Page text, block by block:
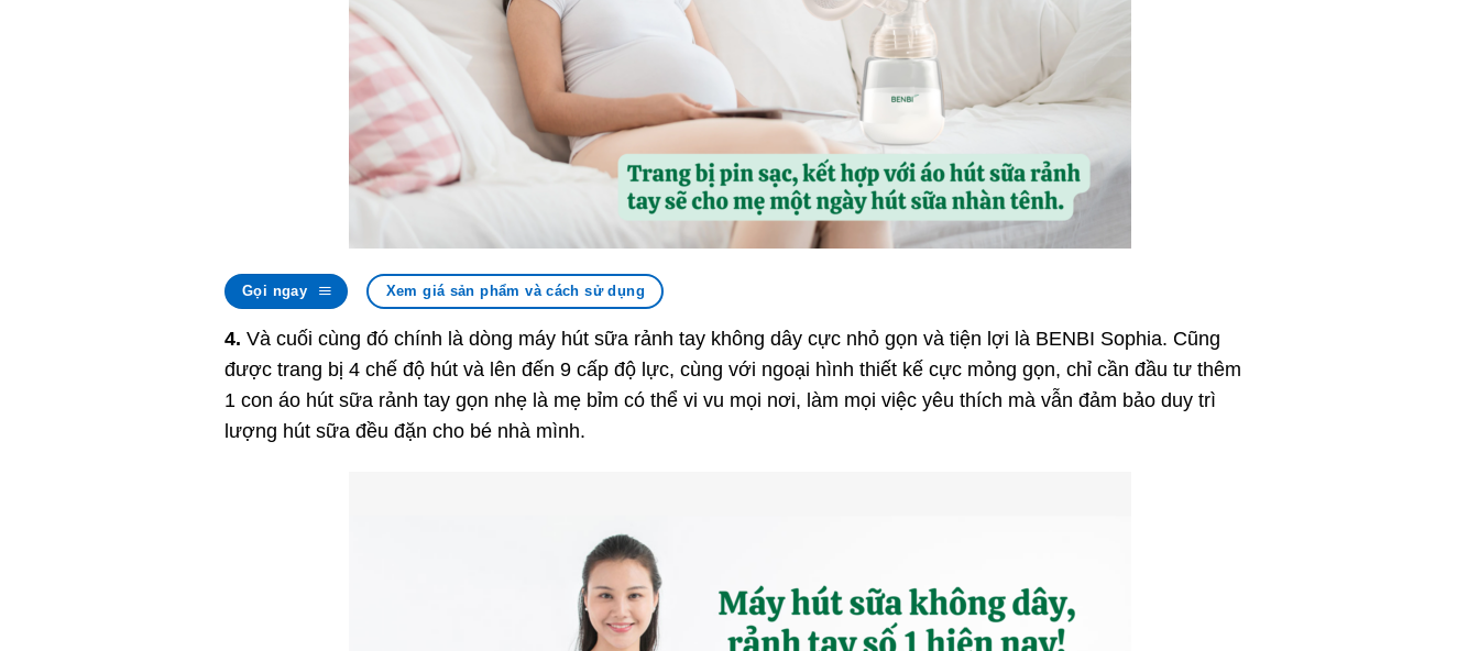
Gọi ngay Xem giá sản phẩm và cách sử dụng
4. Và cuối cùng đó chính là dòng máy hút sữa rảnh tay không dây cực nhỏ gọn và tiện lợi là BENBI Sophia. Cũng
được trang bị 4 chế độ hút và lên đến 9 cấp độ lực, cùng với ngoại hình thiết kế cực mỏng gọn, chỉ cần đầu tư thêm
1 con áo hút sữa rảnh tay gọn nhẹ là mẹ bỉm có thể vi vu mọi nơi, làm mọi việc yêu thích mà vẫn đảm bảo duy trì
lượng hút sữa đều đặn cho bé nhà mình.